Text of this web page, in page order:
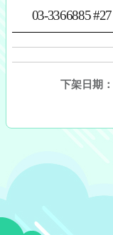
03-3366885 #27
下架日期：